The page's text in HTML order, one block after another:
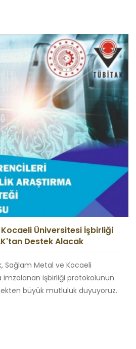
Üniversitesi İşbirliği
Destek Alacak
Sağlam Metal ve Kocaeli
imzalanan işbirliği protokolünün
büyük mutluluk duyuyoruz.